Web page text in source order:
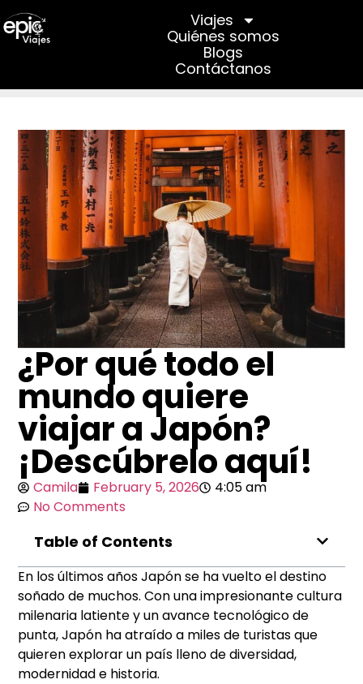
Viajes
Quiénes somos
Blogs
Contáctanos
¿Por qué todo el
mundo quiere
viajar a Japón?
¡Descúbrelo aquí!
Camila February 5, 2026
4:05 am
No Comments
Table of Contents
En los últimos años Japón se ha vuelto el destino
soñado de muchos. Con una impresionante cultura
milenaria latiente y un avance tecnológico de
punta, Japón ha atraído a miles de turistas que
quieren explorar un país lleno de diversidad,
modernidad e historia.